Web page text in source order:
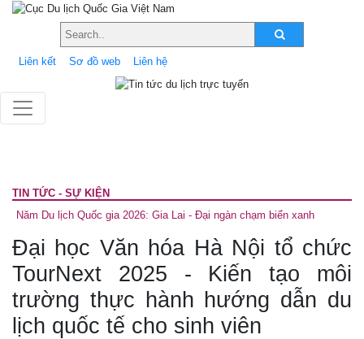
Liên kết Sơ đồ web Liên hệ
TIN TỨC - SỰ KIỆN
Năm Du lịch Quốc gia 2026: Gia Lai - Đại ngàn chạm biển xanh
Đại học Văn hóa Hà Nội tổ chức
TourNext 2025 - Kiến tạo môi
trường thực hành hướng dẫn du
lịch quốc tế cho sinh viên